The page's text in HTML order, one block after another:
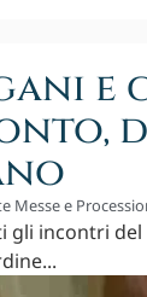
Messe e
gli incontri